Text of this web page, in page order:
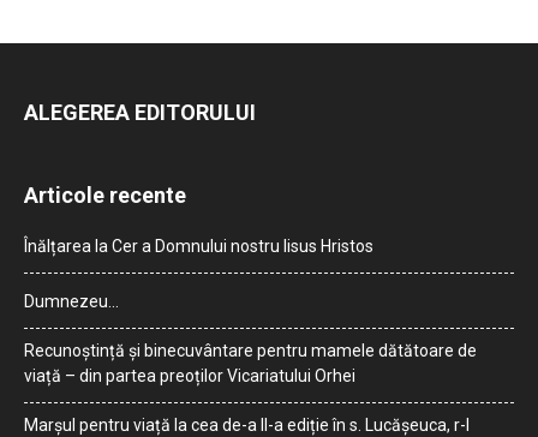
ALEGEREA EDITORULUI
Articole recente
Înălțarea la Cer a Domnului nostru Iisus Hristos
Dumnezeu…
Recunoștință și binecuvântare pentru mamele dătătoare de
viață – din partea preoților Vicariatului Orhei
Marșul pentru viață la cea de-a II-a ediție în s. Lucășeuca, r-l